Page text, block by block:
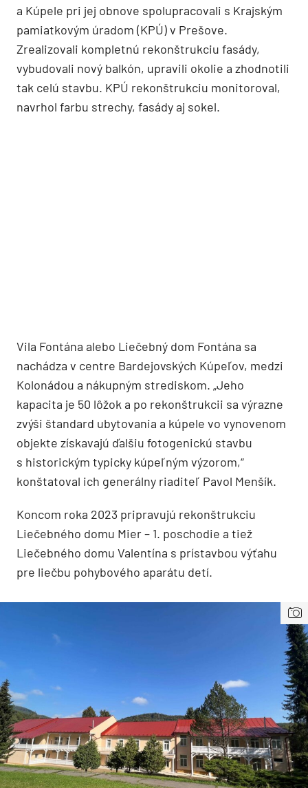
a Kúpele pri jej obnove spolupracovali s Krajským
pamiatkovým úradom (KPÚ) v Prešove.
Zrealizovali kompletnú rekonštrukciu fasády,
vybudovali nový balkón, upravili okolie a zhodnotili
tak celú stavbu. KPÚ rekonštrukciu monitoroval,
navrhol farbu strechy, fasády aj sokel.
Vila Fontána alebo Liečebný dom Fontána sa
nachádza v centre Bardejovských Kúpeľov, medzi
Kolonádou a nákupným strediskom. „Jeho
kapacita je 50 lôžok a po rekonštrukcii sa výrazne
zvýši štandard ubytovania a kúpele vo vynovenom
objekte získavajú ďalšiu fotogenickú stavbu
s historickým typicky kúpeľným výzorom,“
konštatoval ich generálny riaditeľ Pavol Menšík.
Koncom roka 2023 pripravujú rekonštrukciu
Liečebného domu Mier – 1. poschodie a tiež
Liečebného domu Valentína s prístavbou výťahu
pre liečbu pohybového aparátu detí.